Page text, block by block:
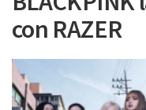
con RAZER